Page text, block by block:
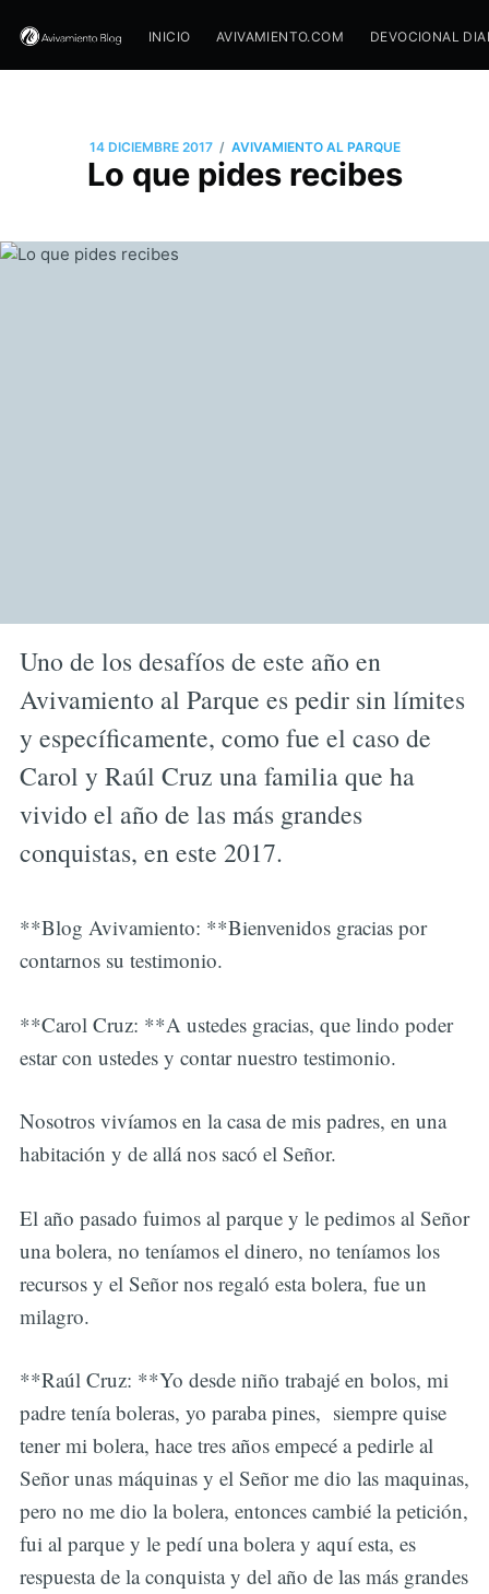
INICIO AVIVAMIENTO.COM DEVOCIONAL
14 DICIEMBRE 2017 / AVIVAMIENTO AL PARQUE
Lo que pides recibes
Uno de los desafíos de este año en
Avivamiento al Parque es pedir sin límites
y específicamente, como fue el caso de
Carol y Raúl Cruz una familia que ha
vivido el año de las más grandes
conquistas, en este 2017.
**Blog Avivamiento: **Bienvenidos gracias por
contarnos su testimonio.
**Carol Cruz: **A ustedes gracias, que lindo poder
estar con ustedes y contar nuestro testimonio.
Nosotros vivíamos en la casa de mis padres, en una
habitación y de allá nos sacó el Señor.
El año pasado fuimos al parque y le pedimos al Señor
una bolera, no teníamos el dinero, no teníamos los
recursos y el Señor nos regaló esta bolera, fue un
milagro.
**Raúl Cruz: **Yo desde niño trabajé en bolos, mi
padre tenía boleras, yo paraba pines, siempre quise
tener mi bolera, hace tres años empecé a pedirle al
Señor unas máquinas y el Señor me dio las maquinas,
pero no me dio la bolera, entonces cambié la petición,
fui al parque y le pedí una bolera y aquí esta, es
respuesta de la conquista y del año de las más grandes